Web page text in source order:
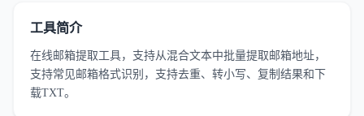
工具简介
在线邮箱提取工具，支持从混合文本中批量提取邮箱地址，
支持常见邮箱格式识别，支持去重、转小写、复制结果和下
载TXT。